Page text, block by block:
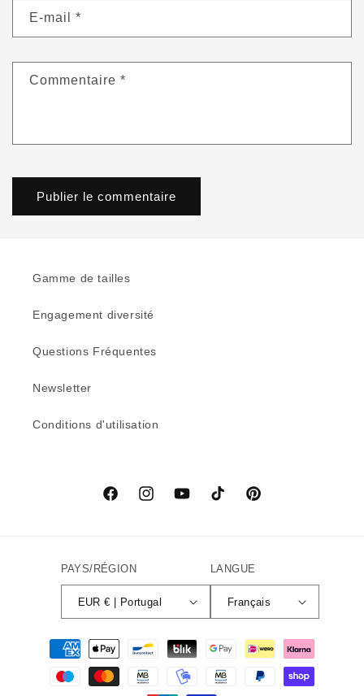
E-mail *
Commentaire *
Gamme de tailles
Engagement diversité
Questions Fréquentes
Newsletter
Conditions d'utilisation
FacebookInstagramYouTubeTikTok Pinterest
PAYS/RÉGION
EUR € | Portugal
LANGUE
Français
Moyens
paiement